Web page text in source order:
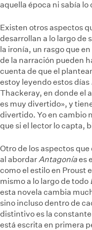
aquella época ni sabía
Existen otros aspectos
desarrollan a lo largo de
la ironía, un rasgo que
de la narración pueden
cuenta de que el
estoy leyendo estos días
Thackeray, en donde el
es muy divertido», y
divertido. Yo en cambio
que si el lector lo capta,
Otro de los aspectos
al abordar Antagoníaes
como el estilo en Proust
mismo a lo largo de todo
esta novela cambia
sino incluso dentro de
distintivo es la
está escrita en primera